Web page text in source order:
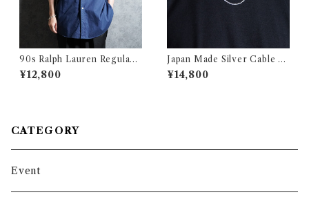
90s Ralph Lauren Regular
Doubole Flap Pocket Type
writer Work Shirts ラルフロ
¥12,800
Japan Made Silver Cable C
hain Nacklace シルバー ケー
ブル チェーン ネックレス 日本
¥14,800
CATEGORY
Event